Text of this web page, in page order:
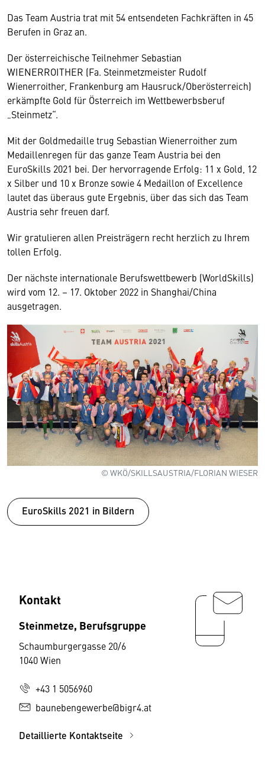
Das Team Austria trat mit 54 entsendeten Fachkräften in 45
Berufen in Graz an.
Der österreichische Teilnehmer Sebastian
WIENERROITHER (Fa. Steinmetzmeister Rudolf
Wienerroither, Frankenburg am Hausruck/Oberösterreich)
erkämpfte Gold für Österreich im Wettbewerbsberuf
„Steinmetz“.
Mit der Goldmedaille trug Sebastian Wienerroither zum
Medaillenregen für das ganze Team Austria bei den
EuroSkills 2021 bei. Der hervorragende Erfolg: 11 x Gold, 12
x Silber und 10 x Bronze sowie 4 Medaillon of Excellence
lautet das überaus gute Ergebnis, über das sich das Team
Austria sehr freuen darf.
Wir gratulieren allen Preisträgern recht herzlich zu Ihrem
tollen Erfolg.
Der nächste internationale Berufswettbewerb (WorldSkills)
wird vom 12. – 17. Oktober 2022 in Shanghai/China
ausgetragen.
© WKÖ/SKILLSAUSTRIA/FLORIAN WIESER
EuroSkills 2021 in Bildern
Kontakt
Steinmetze, Berufsgruppe
Schaumburgergasse 20/6
1040 Wien
+43 1 5056960
baunebengewerbe@bigr4.at
Detaillierte Kontaktseite